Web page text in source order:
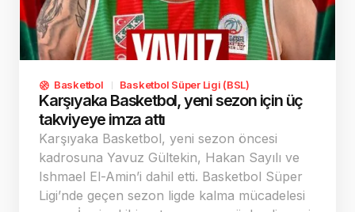
Basketbol Basketbol Süper Ligi (BSL)
Karşıyaka Basketbol, yeni sezon için üç
takviyeye imza attı
Karşıyaka Basketbol, yeni sezon öncesi
kadrosuna Yavuz Gültekin, Hakan Sayılı ve
Ishmael El-Amin’i dahil etti. Basketbol Süper
Ligi’nde geçen sezon ligde kalma mücadelesi